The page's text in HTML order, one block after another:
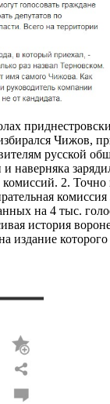
Чижов,
русской
2.
на 4 тыс.
история
издание